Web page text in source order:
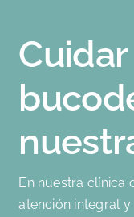
En nuestra clínica
atención integral